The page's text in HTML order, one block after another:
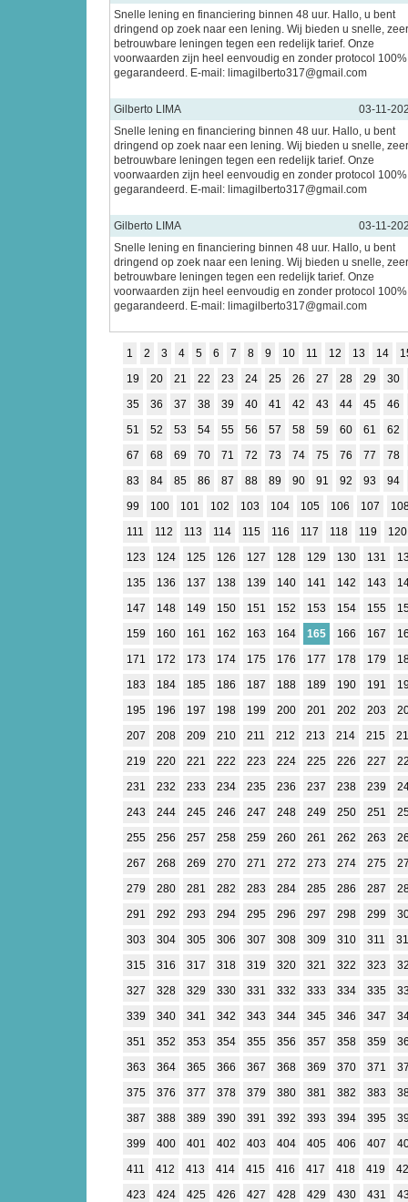
Snelle lening en financiering binnen 48 uur. Hallo, u bent
dringend op zoek naar een lening. Wij bieden u snelle, zeer
betrouwbare leningen tegen een redelijk tarief. Onze
voorwaarden zijn heel eenvoudig en zonder protocol 100%
gegarandeerd. E-mail: limagilberto317@gmail.com
Gilberto LIMA
03-11-
Snelle lening en financiering binnen 48 uur. Hallo, u bent
dringend op zoek naar een lening. Wij bieden u snelle, zeer
betrouwbare leningen tegen een redelijk tarief. Onze
voorwaarden zijn heel eenvoudig en zonder protocol 100%
gegarandeerd. E-mail: limagilberto317@gmail.com
Gilberto LIMA
03-11-
Snelle lening en financiering binnen 48 uur. Hallo, u bent
dringend op zoek naar een lening. Wij bieden u snelle, zeer
betrouwbare leningen tegen een redelijk tarief. Onze
voorwaarden zijn heel eenvoudig en zonder protocol 100%
gegarandeerd. E-mail: limagilberto317@gmail.com
1 2 3 4 5 6 7 8 9 10 11 12 13 14
19
20 21 22 23 24 25 26 27 28 29
30
35
36 37 38 39 40 41 42 43 44 45
46
51
52 53 54 55 56 57 58 59 60 61
62
67
68 69 70 71 72 73 74 75 76 77
78
83
84 85 86 87 88 89 90 91 92 93
94
99
100 101 102 103 104 105 106 107
111
112 113 114 115 116 117 118 119
120
123
124 125 126 127 128 129 130 131
135
136 137 138 139 140 141 142 143
147
148 149 150 151 152 153 154 155
159
160 161 162 163 164 165 166 167
171
172 173 174 175 176 177 178 179
183
184 185 186 187 188 189 190 191
195
196 197 198 199 200 201 202 203
207
208 209 210 211 212 213 214 215
219
220 221 222 223 224 225 226 227
231
232 233 234 235 236 237 238 239
243
244 245 246 247 248 249 250 251
255
256 257 258 259 260 261 262 263
267
268 269 270 271 272 273 274 275
279
280 281 282 283 284 285 286 287
291
292 293 294 295 296 297 298 299
303
304 305 306 307 308 309 310 311
315
316 317 318 319 320 321 322 323
327
328 329 330 331 332 333 334 335
339
340 341 342 343 344 345 346 347
351
352 353 354 355 356 357 358 359
363
364 365 366 367 368 369 370 371
375
376 377 378 379 380 381 382 383
387
388 389 390 391 392 393 394 395
399
400 401 402 403 404 405 406 407
411
412 413 414 415 416 417 418 419
423
424 425 426 427 428 429 430 431